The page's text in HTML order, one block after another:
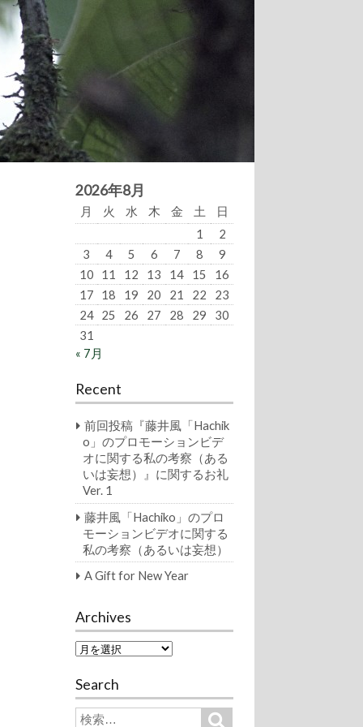
2026年8月
月 火 水 木 金 土
日
1
2
3
4 5 6 7 8
9
10
11 12 13 14 15
16
17
18 19 20 21 22
23
24 25 26 27 28 29
30
31
« 7月
Recent
前回投稿『藤井風「Hachik
o」のプロモーションビデ
オに関する私の考察（ある
いは妄想）』に関するお礼
Ver. 1
藤井風「Hachiko」のプロ
モーションビデオに関する
私の考察（あるいは妄想）
A Gift for New Year
Archives
A
c
h
i
Search
S